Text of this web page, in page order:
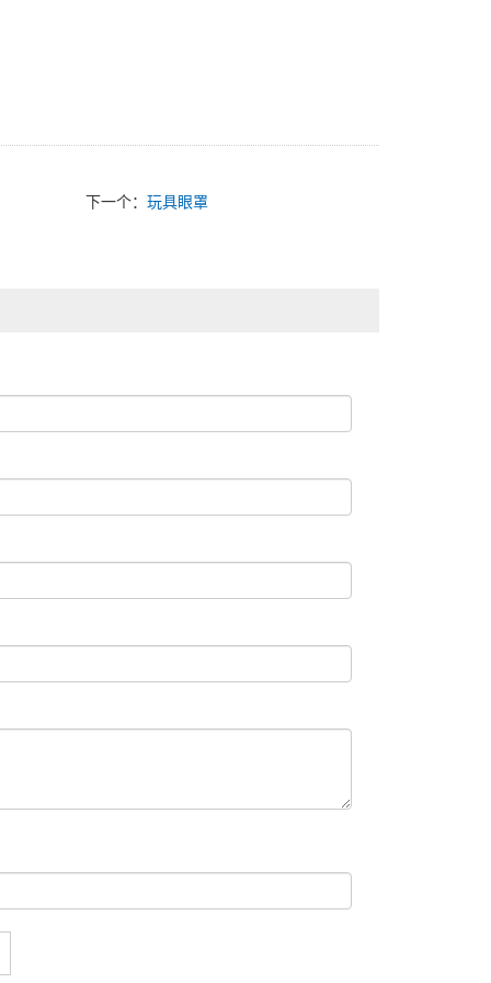
下一个：玩具眼罩